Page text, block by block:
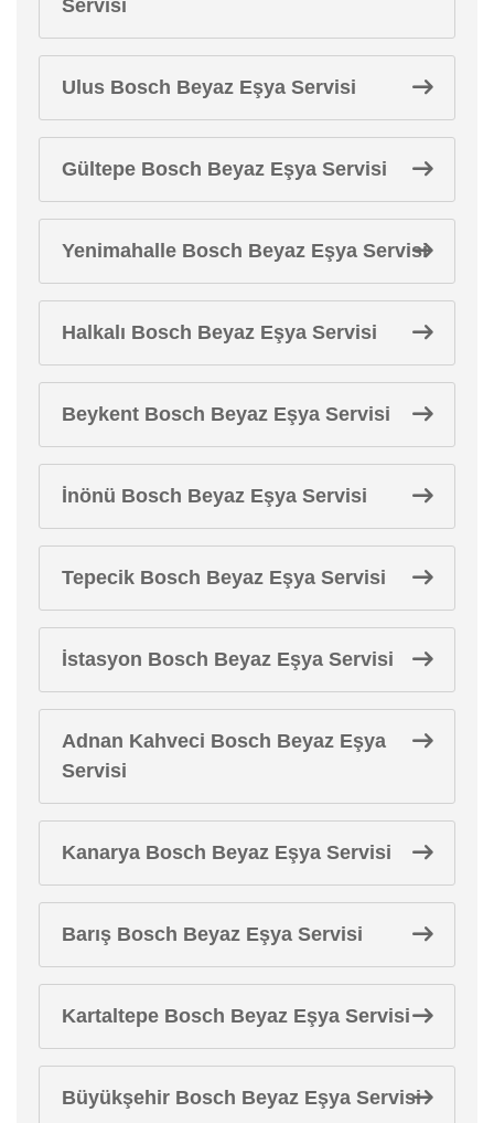
Servisi
Ulus Bosch Beyaz Eşya Servisi
Gültepe Bosch Beyaz Eşya Servisi
Yenimahalle Bosch Beyaz Eşya Servisi
Halkalı Bosch Beyaz Eşya Servisi
Beykent Bosch Beyaz Eşya Servisi
İnönü Bosch Beyaz Eşya Servisi
Tepecik Bosch Beyaz Eşya Servisi
İstasyon Bosch Beyaz Eşya Servisi
Adnan Kahveci Bosch Beyaz Eşya
Servisi
Kanarya Bosch Beyaz Eşya Servisi
Barış Bosch Beyaz Eşya Servisi
Kartaltepe Bosch Beyaz Eşya Servisi
Büyükşehir Bosch Beyaz Eşya Servisi